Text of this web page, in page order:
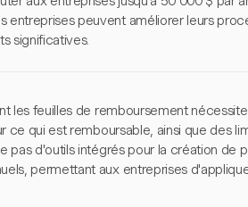
entreprises peuvent améliorer leurs
significatives.
les feuilles de remboursement
ce qui est remboursable, ainsi que des
pas d'outils intégrés pour la création de
permettant aux entreprises